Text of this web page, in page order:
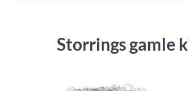
Storrings gamle